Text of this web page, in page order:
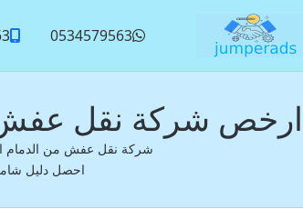
0534579563
ارخص شركة نقل عفش من
احصل دليل